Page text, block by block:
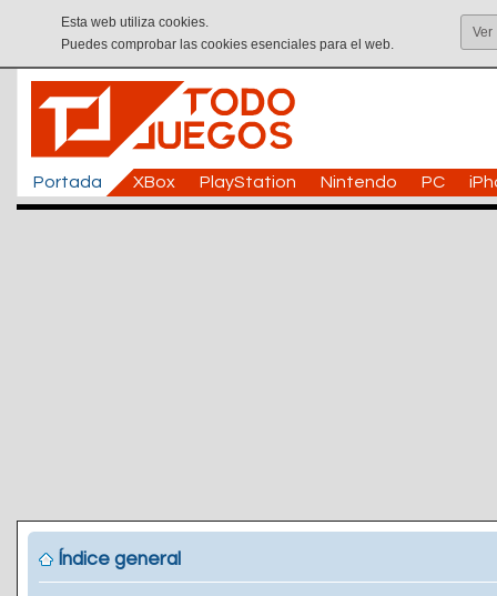
Esta web utiliza cookies.
Puedes comprobar las cookies esenciales para el web.
Ver
Portada XBox PlayStation Nintendo PC
Índice general